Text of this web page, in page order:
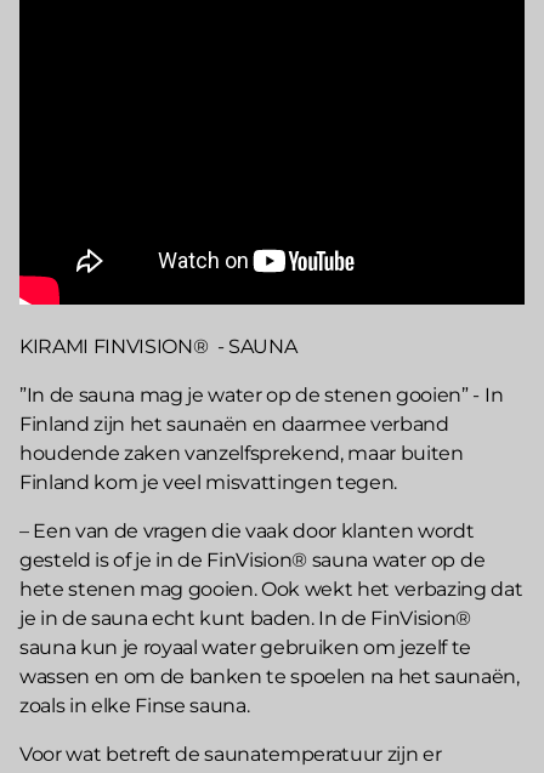
KIRAMI FINVISION® - SAUNA
”In de sauna mag je water op de stenen gooien” - In
Finland zijn het saunaën en daarmee verband
houdende zaken vanzelfsprekend, maar buiten
Finland kom je veel misvattingen tegen.
– Een van de vragen die vaak door klanten wordt
gesteld is of je in de FinVision® sauna water op de
hete stenen mag gooien. Ook wekt het verbazing dat
je in de sauna echt kunt baden. In de FinVision®
sauna kun je royaal water gebruiken om jezelf te
wassen en om de banken te spoelen na het saunaën,
zoals in elke Finse sauna.
Voor wat betreft de saunatemperatuur zijn er